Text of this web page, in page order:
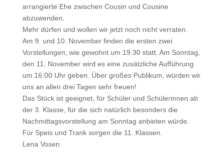
arrangierte Ehe zwischen Cousin und Cousine
abzuwenden.
Mehr dürfen und wollen wir jetzt noch nicht verraten.
Am 9. und 10. November finden die ersten zwei
Vorstellungen, wie gewohnt um 19:30 statt. Am Sonntag,
den 11. November wird es eine zusätzliche Aufführung
um 16:00 Uhr geben. Über großes Publikum, würden wir
uns an allen drei Tagen sehr freuen!
Das Stück ist geeignet, für Schüler und Schülerinnen ab
der 3. Klasse, für die sich natürlich besonders die
Nachmittagsvorstellung am Sonntag anbieten würde.
Für Speis und Trank sorgen die 11. Klassen.
Lena Vosen